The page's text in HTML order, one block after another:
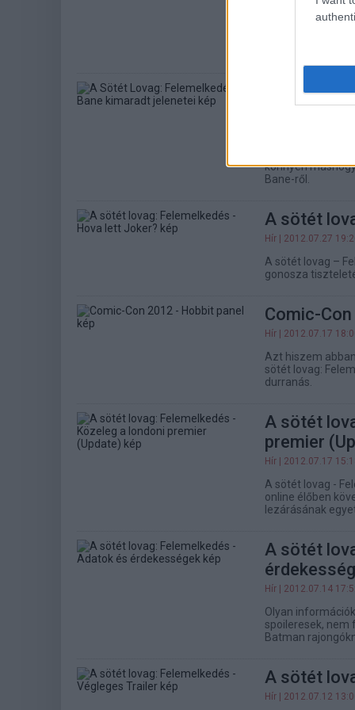
| 2012.08.17
A Cosmopolis
A Sötét
jelenetei
könnyen
Bane-ről.
A sötét
Hír | 2012.07.27
A sötét lovag –
gonosza
Comic-
Hír | 2012.07.17
Azt hiszem
sötét lovag:
durranás.
A sötét
premier
Hír | 2012.07.17
A sötét lovag -
online élőben
lezárásának
A sötét
Hír | 2012.07.14
Olyan
spoileresek, nem
Batman
A sötét
Hír | 2012.07.12